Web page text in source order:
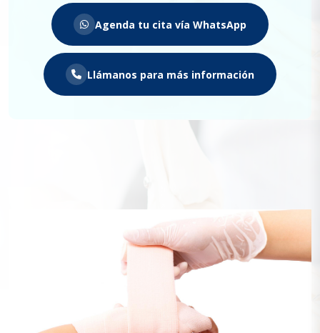
Agenda tu cita vía WhatsApp
Llámanos para más información